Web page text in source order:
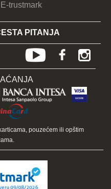
E-trustmark
PITANJA
pouzećem ili opštim